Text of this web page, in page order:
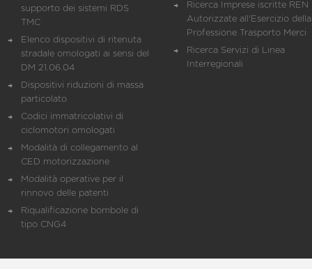
supporto dei sistemi RDS
TMC
Elenco dispositivi di ritenuta
stradale omologati ai sensi del
DM 21.06.04
Dispositivi riduzioni di massa
particolato
Codici immatricolativi di
ciclomotori omologati
Modalità di collegamento al
CED motorizzazione
Modalità operative per il
rinnovo delle patenti
Riqualificazione bombole di
tipo CNG4
Ricerca Imprese iscritte REN
Autorizzate all'Esercizio della
Professione Trasporto Merci
Ricerca Servizi di Linea
Interregionali